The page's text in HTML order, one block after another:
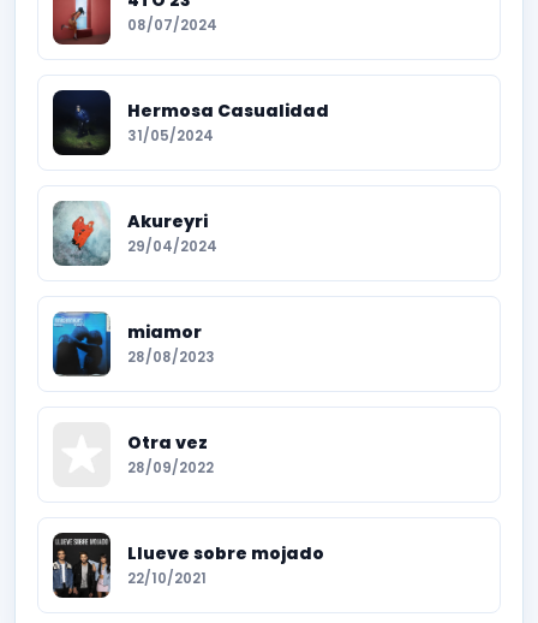
08/07/2024
Hermosa Casualidad
31/05/2024
Akureyri
29/04/2024
miamor
28/08/2023
Otra vez
28/09/2022
Llueve sobre mojado
22/10/2021